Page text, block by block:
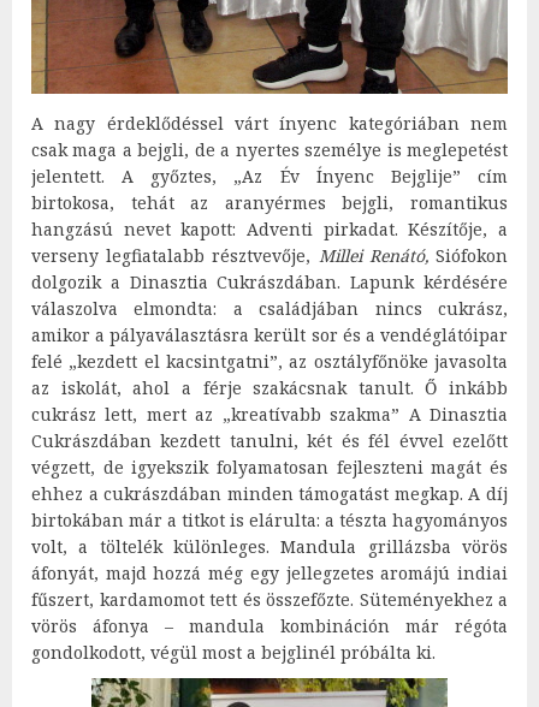
A nagy érdeklődéssel várt ínyenc kategóriában nem
csak maga a bejgli, de a nyertes személye is meglepetést
jelentett. A győztes, „Az Év Ínyenc Bejglije” cím
birtokosa, tehát az aranyérmes bejgli, romantikus
hangzású nevet kapott: Adventi pirkadat. Készítője, a
verseny legfiatalabb résztvevője, Millei Renátó,Siófokon
dolgozik a Dinasztia Cukrászdában. Lapunk kérdésére
válaszolva elmondta: a családjában nincs cukrász,
amikor a pályaválasztásra került sor és a vendéglátóipar
felé „kezdett el kacsintgatni”, az osztályfőnöke javasolta
az iskolát, ahol a férje szakácsnak tanult. Ő inkább
cukrász lett, mert az „kreatívabb szakma” A Dinasztia
Cukrászdában kezdett tanulni, két és fél évvel ezelőtt
végzett, de igyekszik folyamatosan fejleszteni magát és
ehhez a cukrászdában minden támogatást megkap. A díj
birtokában már a titkot is elárulta: a tészta hagyományos
volt, a töltelék különleges. Mandula grillázsba vörös
áfonyát, majd hozzá még egy jellegzetes aromájú indiai
fűszert, kardamomot tett és összefőzte. Süteményekhez a
vörös áfonya – mandula kombináción már régóta
gondolkodott, végül most a bejglinél próbálta ki.